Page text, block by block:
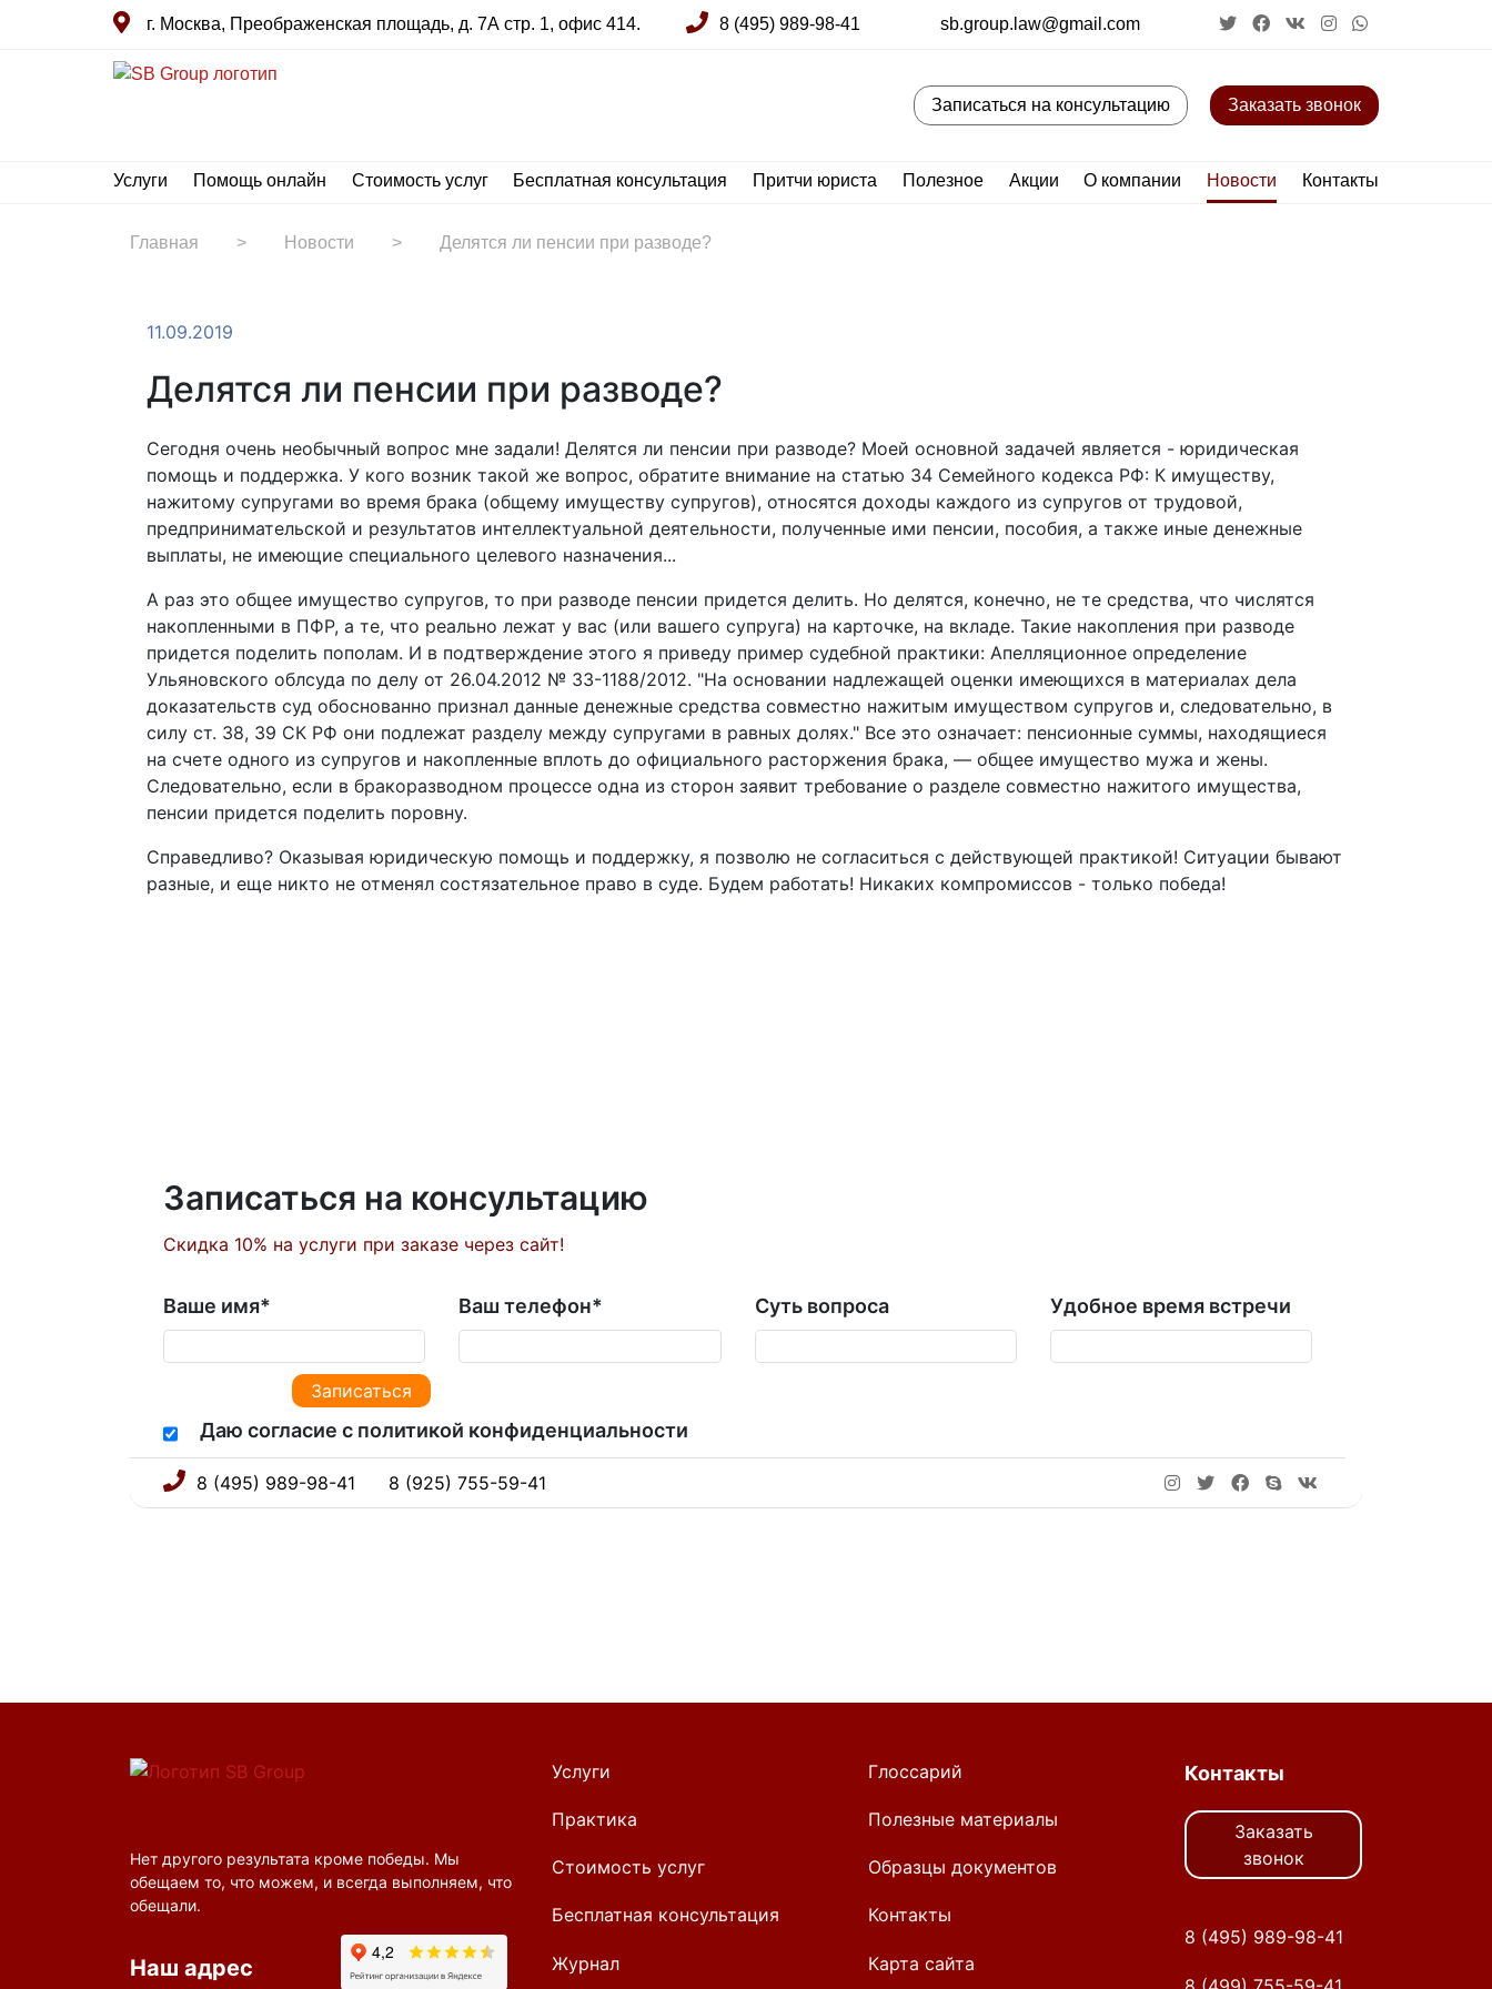
г. Москва, Преображенская площадь, д. 7А стр. 1, офис 414. 8 (495) 989-98-41 sb.group.law@gmail.com
Записаться на консультацию Заказать звонок
Услуги Помощь онлайн Стоимость услуг Бесплатная консультация Притчи юриста Полезное Акции О компании Новости Контакты
Главная > Новости > Делятся ли пенсии при разводе?
11.09.2019
Делятся ли пенсии при разводе?
Сегодня очень необычный вопрос мне задали! Делятся ли пенсии при разводе? Моей основной задачей является - юридическая
помощь и поддержка. У кого возник такой же вопрос, обратите внимание на статью 34 Семейного кодекса РФ: К имуществу,
нажитому супругами во время брака (общему имуществу супругов), относятся доходы каждого из супругов от трудовой,
предпринимательской и результатов интеллектуальной деятельности, полученные ими пенсии, пособия, а также иные денежные
выплаты, не имеющие специального целевого назначения...
А раз это общее имущество супругов, то при разводе пенсии придется делить. Но делятся, конечно, не те средства, что числятся
накопленными в ПФР, а те, что реально лежат у вас (или вашего супруга) на карточке, на вкладе. Такие накопления при разводе
придется поделить пополам. И в подтверждение этого я приведу пример судебной практики: Апелляционное определение
Ульяновского облсуда по делу от 26.04.2012 № 33-1188/2012. "На основании надлежащей оценки имеющихся в материалах дела
доказательств суд обоснованно признал данные денежные средства совместно нажитым имуществом супругов и, следовательно, в
силу ст. 38, 39 СК РФ они подлежат разделу между супругами в равных долях." Все это означает: пенсионные суммы, находящиеся
на счете одного из супругов и накопленные вплоть до официального расторжения брака, — общее имущество мужа и жены.
Следовательно, если в бракоразводном процессе одна из сторон заявит требование о разделе совместно нажитого имущества,
пенсии придется поделить поровну.
Справедливо? Оказывая юридическую помощь и поддержку, я позволю не согласиться с действующей практикой! Ситуации бывают
разные, и еще никто не отменял состязательное право в суде. Будем работать! Никаких компромиссов - только победа!
Записаться на консультацию
Скидка 10% на услуги при заказе через сайт!
Ваше имя* Ваш телефон* Суть вопроса Удобное время встречи
Даю согласие с политикой конфиденциальности
8 (495) 989-98-41 8 (925) 755-59-41
Нет другого результата кроме победы. Мы
обещаем то, что можем, и всегда выполняем, что
обещали.
Наш адрес
Услуги
Практика
Стоимость услуг
Бесплатная консультация
Журнал
Глоссарий
Полезные материалы
Образцы документов
Контакты
Карта сайта
Контакты
Заказать
звонок
8 (495) 989-98-41